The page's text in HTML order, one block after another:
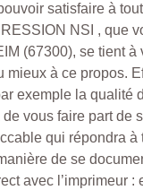
satisfaire à
NSI , que
(67300), se tient à
à ce propos.
exemple la qualité
vous faire part de
qui répondra à
de se
avec l’imprimeur :